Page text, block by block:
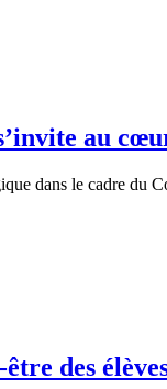
au
dans le cadre du
des